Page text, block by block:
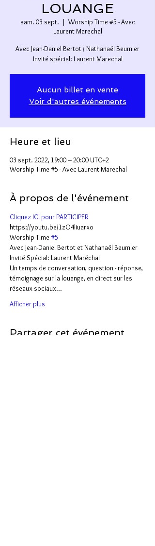
LOUANGE
sam. 03 sept.
  |
Worship Time #5 - Avec
Laurent Marechal
Avec Jean-Daniel Bertot / Nathanaël Beumier
Invité spécial: Laurent Marechal
Aucun billet en vente
Voir d'autres événements
Heure et lieu
03 sept. 2022, 19:00 – 20:00 UTC+2
Worship Time #5 - Avec Laurent Marechal
À propos de l'événement
Cliquez ICI pour PARTICIPER
https://youtu.be/1zO4liuarxo
Worship Time #5
Avec Jean-Daniel Bertot et Nathanaël Beumier
Invité Spécial: Laurent Maréchal
Un temps de conversation, question - réponse,
témoignage sur la louange, en direct sur les
réseaux sociaux...
Afficher plus
Partager cet événement